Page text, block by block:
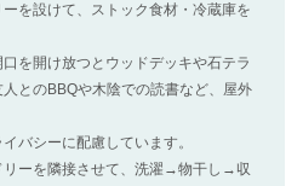
を設けて、ストック食材・冷蔵庫を
を開け放つとウッドデッキや石テラ
とのBBQや木陰での読書など、屋外
バシーに配慮しています。
リーを隣接させて、洗濯→物干し→収